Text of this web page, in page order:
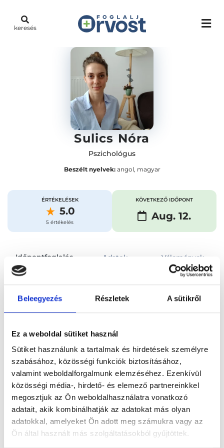
Beleegyezés Részletek A sütikről
Ez a weboldal sütiket használ
Sütiket használunk a tartalmak és hirdetések személyre
szabásához, közösségi funkciók biztosításához,
valamint weboldalforgalmunk elemzéséhez. Ezenkívül
közösségi média-, hirdető- és elemező partnereinkkel
megosztjuk az Ön weboldalhasználatra vonatkozó
adatait, akik kombinálhatják az adatokat más olyan
adatokkal, amelyeket Ön adott meg számukra vagy az
Ön által használt más szolgáltatásokból gyűjtöttek.
keresés
Sulics Nóra
Pszichológus
Beszélt nyelvek:angol, magyar
ÉRTÉKELÉSEK
5.0
5 értékelés
KÖVETKEZŐ IDŐPONT
Aug. 12.
Időpontfoglalás Adatok Vélemények
Foglalj időpontot
Főoldal Orvosok Pszichológus
Pszichológus, Budapest, XI. kerület Sulics Nóra